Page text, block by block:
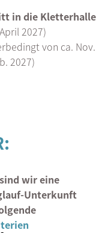
in die Kletterhalle
2027)
von ca. Nov.
2027)
wir eine
Unterkunft